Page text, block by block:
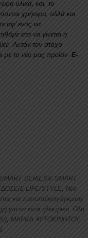
υλικά, και, το
χρήσιμα, αλλά και
αφ’ ενός να
στο να γίνεται η
Αυτόν τον στόχο
με το νέο μας προϊόν E-
SERIES® SMART
LIFE/STYLE, Nέο
και πιστοποίηση-έγκριση
για να είναι ηλεκτρικό. Ολα
ΜΑΡΚΑ ΑΥΤΟΚΙΝΗΤΟΥ,